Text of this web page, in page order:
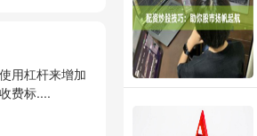
用杠杆来增加
费标....